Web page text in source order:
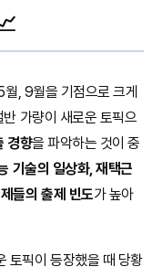
월, 9월을 기점으로 크게
가량이 새로운 토픽으
경향을 파악하는 것이 중
기술의 일상화, 재택근
들의 출제 빈도가 높아
토픽이 등장했을 때 당황